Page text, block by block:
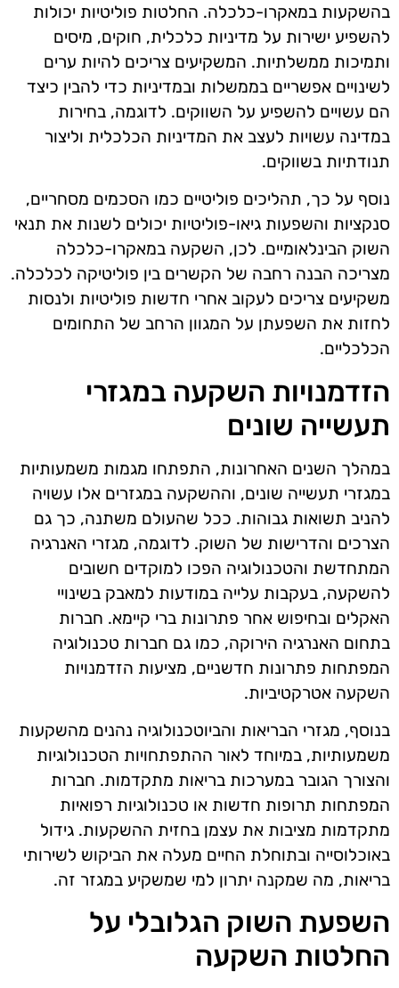
בהשקעות במאקרו-כלכלה. החלטות פוליטיות יכולות
להשפיע ישירות על מדיניות כלכלית, חוקים, מיסים
ותמיכות ממשלתיות. המשקיעים צריכים להיות ערים
לשינויים אפשריים בממשלות ובמדיניות כדי להבין כיצד
הם עשויים להשפיע על השווקים. לדוגמה, בחירות
במדינה עשויות לעצב את המדיניות הכלכלית וליצור
תנודתיות בשווקים.
נוסף על כך, תהליכים פוליטיים כמו הסכמים מסחריים,
סנקציות והשפעות גיאו-פוליטיות יכולים לשנות את תנאי
השוק הבינלאומיים. לכן, השקעה במאקרו-כלכלה
מצריכה הבנה רחבה של הקשרים בין פוליטיקה לכלכלה.
משקיעים צריכים לעקוב אחרי חדשות פוליטיות ולנסות
לחזות את השפעתן על המגוון הרחב של התחומים
הכלכליים.
הזדמנויות השקעה במגזרי
תעשייה שונים
במהלך השנים האחרונות, התפתחו מגמות משמעותיות
במגזרי תעשייה שונים, וההשקעה במגזרים אלו עשויה
להניב תשואות גבוהות. ככל שהעולם משתנה, כך גם
הצרכים והדרישות של השוק. לדוגמה, מגזרי האנרגיה
המתחדשת והטכנולוגיה הפכו למוקדים חשובים
להשקעה, בעקבות עלייה במודעות למאבק בשינויי
האקלים ובחיפוש אחר פתרונות ברי קיימא. חברות
בתחום האנרגיה הירוקה, כמו גם חברות טכנולוגיה
המפתחות פתרונות חדשניים, מציעות הזדמנויות
השקעה אטרקטיביות.
בנוסף, מגזרי הבריאות והביוטכנולוגיה נהנים מהשקעות
משמעותיות, במיוחד לאור ההתפתחויות הטכנולוגיות
והצורך הגובר במערכות בריאות מתקדמות. חברות
המפתחות תרופות חדשות או טכנולוגיות רפואיות
מתקדמות מציבות את עצמן בחזית ההשקעות. גידול
באוכלוסייה ובתוחלת החיים מעלה את הביקוש לשירותי
בריאות, מה שמקנה יתרון למי שמשקיע במגזר זה.
השפעת השוק הגלובלי על
החלטות השקעה